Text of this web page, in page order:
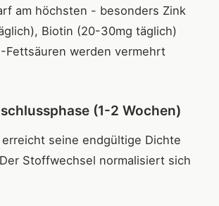
am höchsten - besonders Zink
Biotin (20-30mg täglich)
Fettsäuren werden vermehrt
(1-2 Wochen)
erreicht seine endgültige Dichte
Stoffwechsel normalisiert sich